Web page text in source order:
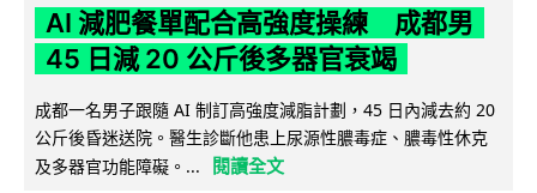
AI 減肥餐單配合高強度操練 成都男
45 日減 20 公斤後多器官衰竭
成都一名男子跟隨 AI 制訂高強度減脂計劃，45 日內減去約 20
公斤後昏迷送院。醫生診斷他患上尿源性膿毒症、膿毒性休克
及多器官功能障礙。...
閱讀全文